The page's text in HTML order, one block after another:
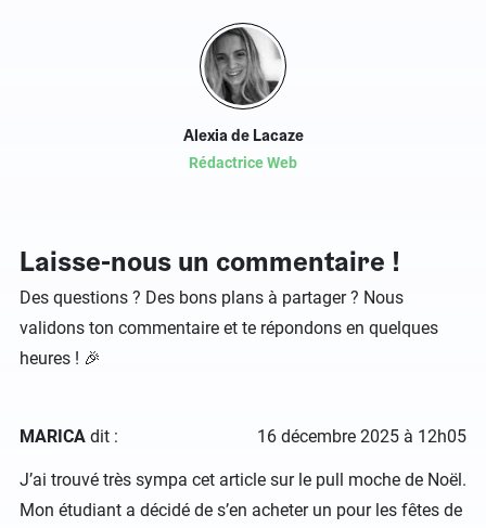
Alexia de Lacaze
Rédactrice Web
Laisse-nous un commentaire !
Des questions ? Des bons plans à partager ? Nous
validons ton commentaire et te répondons en quelques
heures ! 🎉
MARICA dit : 16 décembre 2025 à 12h05
J’ai trouvé très sympa cet article sur le pull moche de Noël.
Mon étudiant a décidé de s’en acheter un pour les fêtes de